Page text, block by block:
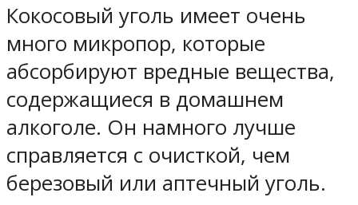
Кокосовый уголь имеет очень
много микропор, которые
абсорбируют вредные вещества,
содержащиеся в домашнем
алкоголе. Он намного лучше
справляется с очисткой, чем
березовый или аптечный уголь.